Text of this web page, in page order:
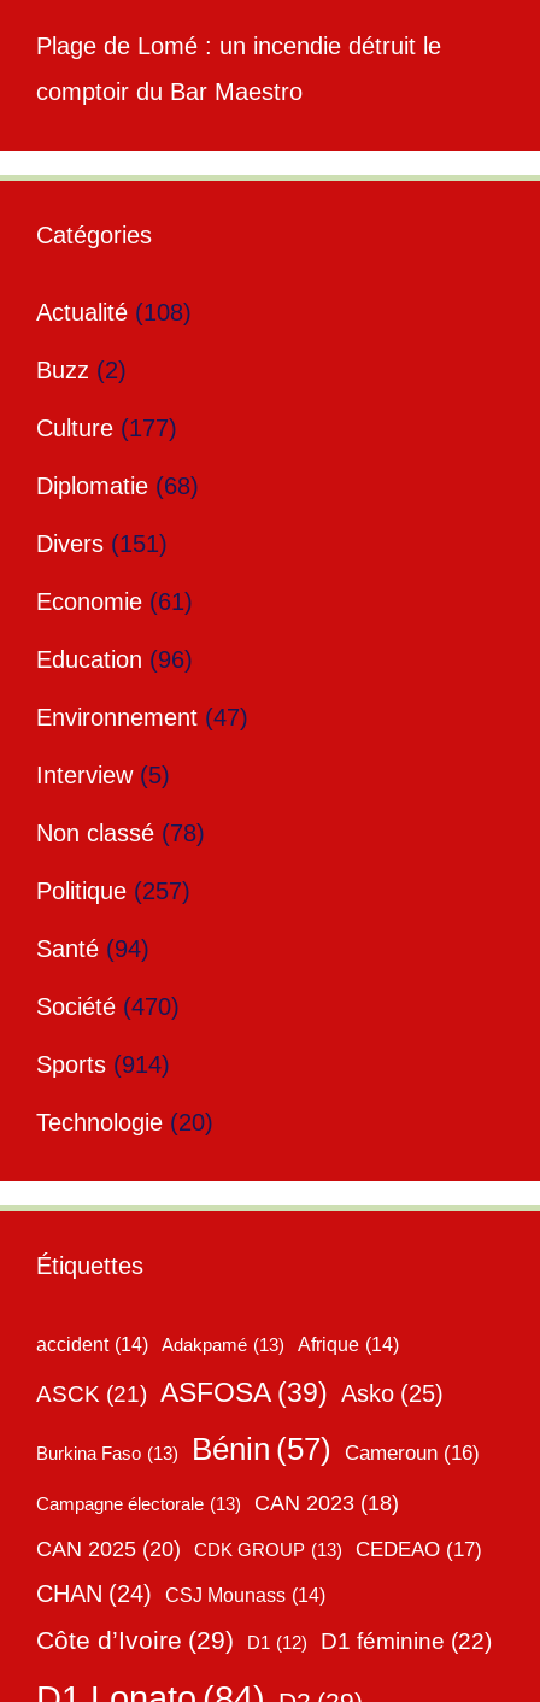
Plage de Lomé : un incendie détruit le
comptoir du Bar Maestro
Catégories
Actualité (108)
Buzz (2)
Culture (177)
Diplomatie (68)
Divers (151)
Economie (61)
Education (96)
Environnement (47)
Interview(5)
Non classé (78)
Politique (257)
Santé (94)
Société (470)
Sports (914)
Technologie (20)
Étiquettes
accident (14) Adakpamé (13) Afrique (14)
ASCK (21) ASFOSA (39) Asko (25)
Burkina Faso (13) Bénin (57) Cameroun (16)
Campagne électorale (13) CAN 2023 (18)
CAN 2025 (20) CDK GROUP (13) CEDEAO (17)
CHAN (24) CSJ Mounass (14)
Côte d’Ivoire (29) D1 (12) D1 féminine (22)